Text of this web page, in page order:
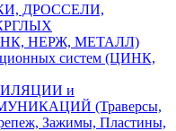
ДРОССЕЛИ,
НЕРЖ, МЕТАЛЛ)
систем (ЦИНК,
и
(Траверсы,
Зажимы, Пластины,